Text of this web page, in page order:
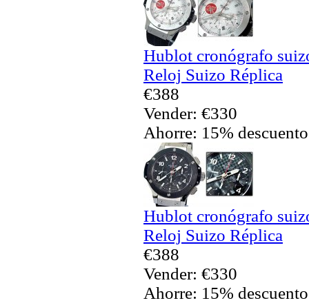
Hublot cronógrafo
Reloj Suizo Réplica
€388
Vender: €330
Ahorre: 15% descuento
Hublot cronógrafo
Reloj Suizo Réplica
€388
Vender: €330
Ahorre: 15% descuento